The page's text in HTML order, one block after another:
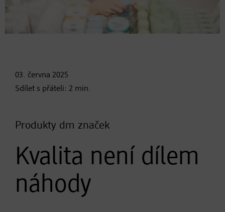
03. června 2025
Sdílet s přáteli: 2 min.
Produkty dm značek
Kvalita není dílem
náhody